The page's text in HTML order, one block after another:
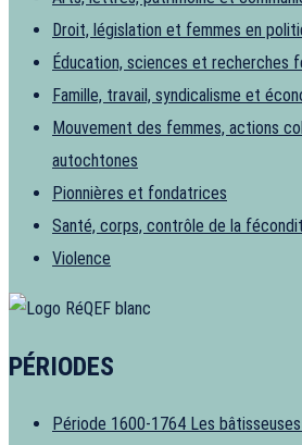
Droit, législation et femmes en
Éducation, sciences et recherches
Famille, travail, syndicalisme et
Mouvement des femmes, actions
autochtones
Pionnières et fondatrices
Santé, corps, contrôle de la
Violence
PÉRIODES
Période 1600-1764 Les